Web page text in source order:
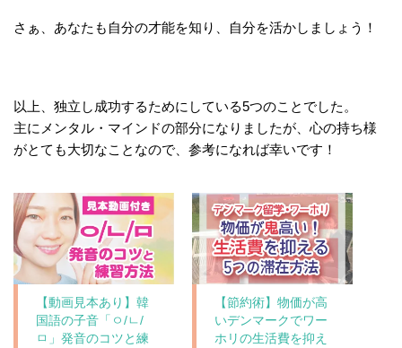
さぁ、あなたも自分の才能を知り、自分を活かしましょう！
以上、独立し成功するためにしている5つのことでした。
主にメンタル・マインドの部分になりましたが、心の持ち様
がとても大切なことなので、参考になれば幸いです！
【動画見本あり】韓
国語の子音「ㅇ/ㄴ/
ㅁ」発音のコツと練
【節約術】物価が高
いデンマークでワー
ホリの生活費を抑え